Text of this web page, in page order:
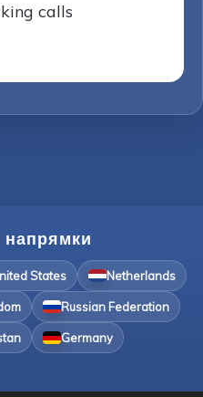
calls
напрямки
States Netherlands
Russian Federation
Germany